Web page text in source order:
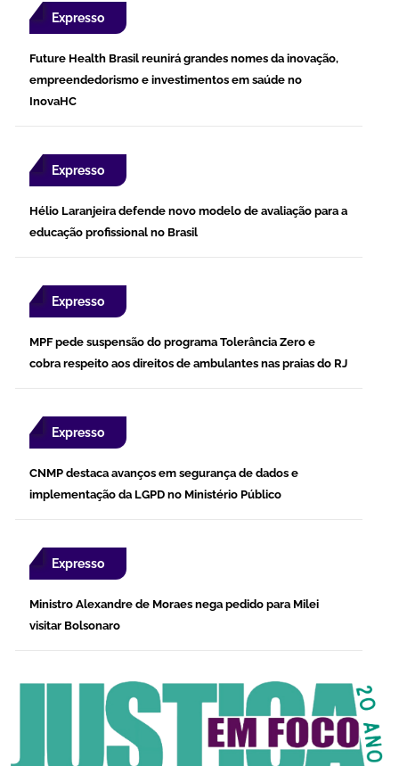
Expresso
Future Health Brasil reunirá grandes nomes da inovação,
empreendedorismo e investimentos em saúde no
InovaHC
Expresso
Hélio Laranjeira defende novo modelo de avaliação para a
educação profissional no Brasil
Expresso
MPF pede suspensão do programa Tolerância Zero e
cobra respeito aos direitos de ambulantes nas praias do RJ
Expresso
CNMP destaca avanços em segurança de dados e
implementação da LGPD no Ministério Público
Expresso
Ministro Alexandre de Moraes nega pedido para Milei
visitar Bolsonaro